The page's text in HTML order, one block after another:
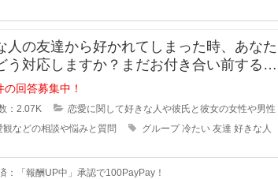
人の友達から好かれてしまった時、あなた
う対応しますか？まだお付き合い前する段
2人だとまだぎこちないから
の回答募集中！
：2.07K
恋愛に関して好きな人や彼氏と彼女の女性や男性
観などの相談や悩みと質問
グループ 冷たい 友達 好きな人
：「報酬UP中」承認で100PayPay！